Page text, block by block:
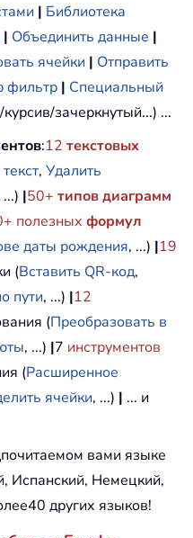
| Библиотека
| Объединить данные |
ячейки | Отправить
фильтр | Специальный
зачеркнутый...) ...
:12 текстовых
, Удалить
...) |50+ типов диаграмм
полезных формул
даты рождения, ...) |19
(Вставить QR-код,
пути, ...) |12
(Преобразовать в
, ...) |7 инструментов
(Расширенное
ячейки, ...) | ... и
вами языке
Испанский, Немецкий,
других языков!